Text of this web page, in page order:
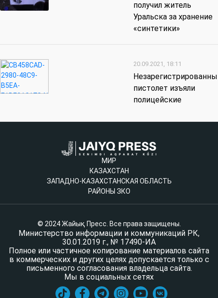
получил житель
Уральска за хранение
«синтетики»
20.09.2021, 18:11
пистолет изъяли
полицейские
МИР
КАЗАХСТАН
ЗАПАДНО-КАЗАХСТАНСКАЯ ОБЛАСТЬ
РАЙОНЫ ЗКО
© 2024 Жайық Пресс. Все права защищены.
Министерство информации и коммуникаций РК,
30.01.2019 г., № 17490-ИА
Полное или частичное копирование материалов сайта
в коммерческих и других целях допускается только с
письменного согласования владельца сайта.
Мы в социальных сетях